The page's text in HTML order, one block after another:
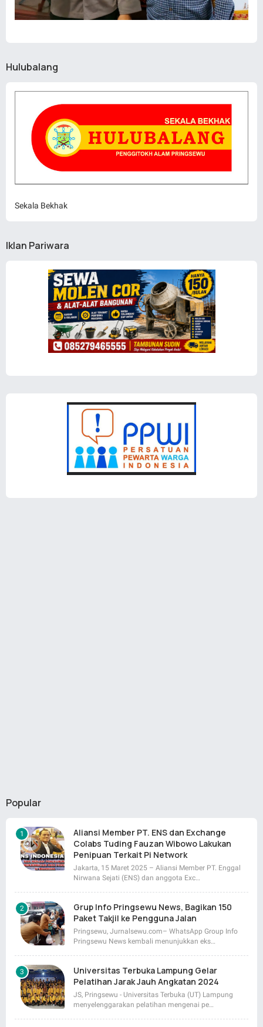
Hulubalang
Sekala Bekhak
Iklan Pariwara
Popular
Aliansi Member PT. ENS dan Exchange
Colabs Tuding Fauzan Wibowo Lakukan
Penipuan Terkait Pi Network
Jakarta, 15 Maret 2025 – Aliansi Member PT. Enggal
Nirwana Sejati (ENS) dan anggota Exc…
Grup Info Pringsewu News, Bagikan 150
Paket Takjil ke Pengguna Jalan
Pringsewu, Jurnalsewu.com– WhatsApp Group Info
Pringsewu News kembali menunjukkan eks…
Universitas Terbuka Lampung Gelar
Pelatihan Jarak Jauh Angkatan 2024
JS, Pringsewu - Universitas Terbuka (UT) Lampung
menyelenggarakan pelatihan mengenai pe…